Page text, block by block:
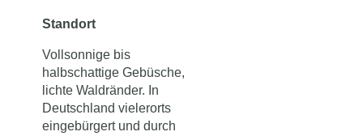
Standort
Vollsonnige bis
halbschattige Gebüsche,
lichte Waldränder. In
Deutschland vielerorts
eingebürgert und durch